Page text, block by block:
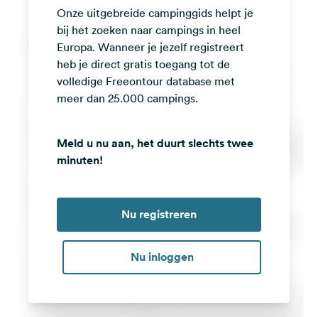
media
Facebook
Instagram
Onze uitgebreide campinggids helpt je
bij het zoeken naar campings in heel
Europa. Wanneer je jezelf registreert
heb je direct gratis toegang tot de
volledige Freeontour database met
meer dan 25.000 campings.
Meld u nu aan, het duurt slechts twee
minuten!
Nu registreren
Nu inloggen